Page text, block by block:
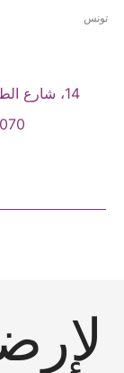
تونس
14، شارع
2070